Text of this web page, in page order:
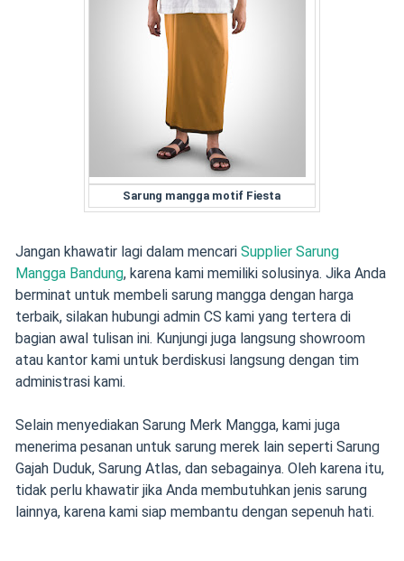
Sarung mangga motif Fiesta
Jangan khawatir lagi dalam mencari Supplier Sarung
Mangga Bandung, karena kami memiliki solusinya. Jika Anda
berminat untuk membeli sarung mangga dengan harga
terbaik, silakan hubungi admin CS kami yang tertera di
bagian awal tulisan ini. Kunjungi juga langsung showroom
atau kantor kami untuk berdiskusi langsung dengan tim
administrasi kami.
Selain menyediakan Sarung Merk Mangga, kami juga
menerima pesanan untuk sarung merek lain seperti Sarung
Gajah Duduk, Sarung Atlas, dan sebagainya. Oleh karena itu,
tidak perlu khawatir jika Anda membutuhkan jenis sarung
lainnya, karena kami siap membantu dengan sepenuh hati.